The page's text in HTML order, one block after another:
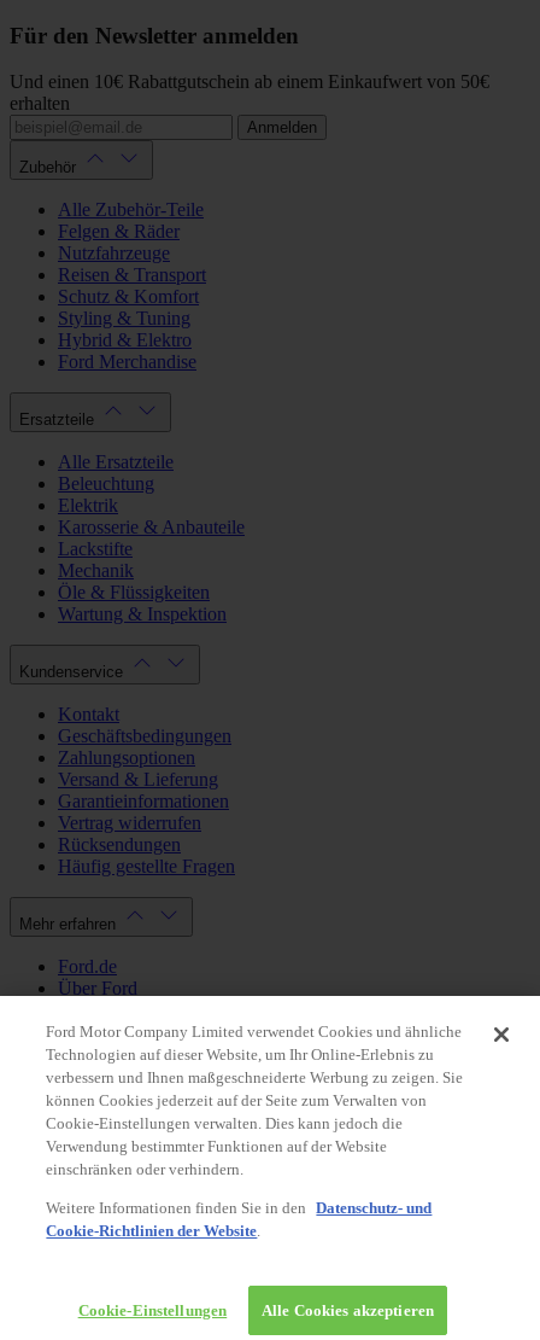
Für den Newsletter anmelden
Und einen 10€ Rabattgutschein ab einem Einkaufwert von 50€
erhalten
Anmelden
Zubehör
Alle Zubehör-Teile
Felgen & Räder
Nutzfahrzeuge
Reisen & Transport
Schutz & Komfort
Styling & Tuning
Hybrid & Elektro
Ford Merchandise
Ersatzteile
Alle Ersatzteile
Beleuchtung
Elektrik
Karosserie & Anbauteile
Lackstifte
Mechanik
Öle & Flüssigkeiten
Wartung & Inspektion
Kundenservice
Kontakt
Geschäftsbedingungen
Zahlungsoptionen
Versand & Lieferung
Garantieinformationen
Vertrag widerrufen
Rücksendungen
Häufig gestellte Fragen
Mehr erfahren
Ford.de
Über Ford
Datenschutzbestimmungen
Impressum
Mein Konto
Login / Registrierung
Meine Bestellungen
Land ändern
© 2026 Ford-Werke-GmbH
Ford Onlineshop
Ford Motor Company Limited verwendet Cookies und ähnliche
Technologien auf dieser Website, um Ihr Online-Erlebnis zu
verbessern und Ihnen maßgeschneiderte Werbung zu zeigen. Sie
können Cookies jederzeit auf der Seite zum Verwalten von
Cookie-Einstellungen verwalten. Dies kann jedoch die
Verwendung bestimmter Funktionen auf der Website
einschränken oder verhindern.
Weitere Informationen finden Sie in den
Datenschutz- und
Cookie-Richtlinien der Website.
Cookie-Einstellungen Alle Cookies akzeptieren